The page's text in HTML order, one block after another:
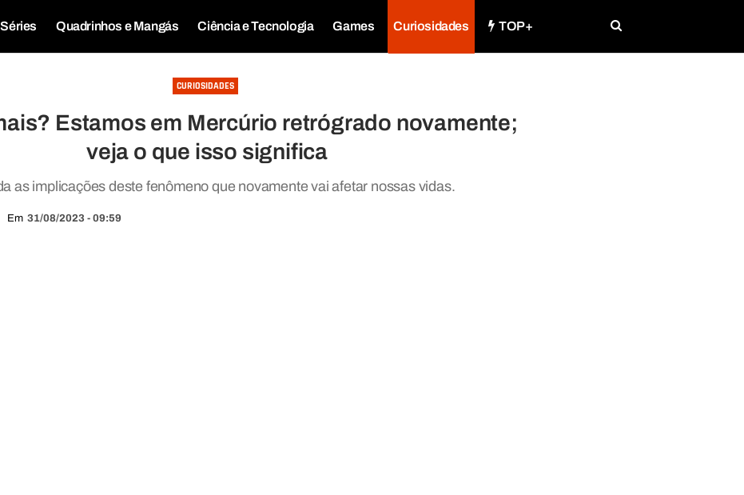
Quadrinhos e Mangás Ciência e Tecnologia Games Curiosidades TOP+
CURIOSIDADES
Estamos em Mercúrio retrógrado novamente;
veja o que isso significa
as implicações deste fenômeno que novamente vai afetar nossas vidas.
Em 31/08/2023 - 09:59